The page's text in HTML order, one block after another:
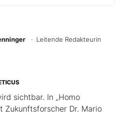
· Leitende Redakteurin
sichtbar. In „Homo
Zukunftsforscher Dr. Mario